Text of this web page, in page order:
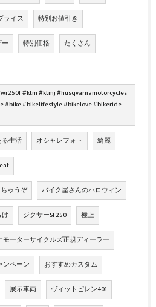
ライス 特別お値引き
特別価格 たくさん
#ktm #ktmj #husqvarnamotorcycles
#bike #bikelifestyle #bikelove #bikeride
生活 オシャレフォト 綺麗
ゃうぞ バイク屋さんのハロウィン
ジクサーSF250 極上
モーターサイクルズ正規ディーラー
ンペーン おすすめカスタム
展示車両 ヴィットピレン401